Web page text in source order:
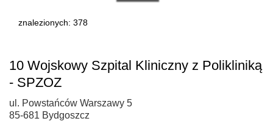
znalezionych: 378
10 Wojskowy Szpital Kliniczny z Polikliniką
- SPZOZ
ul. Powstańców Warszawy 5
85-681 Bydgoszcz